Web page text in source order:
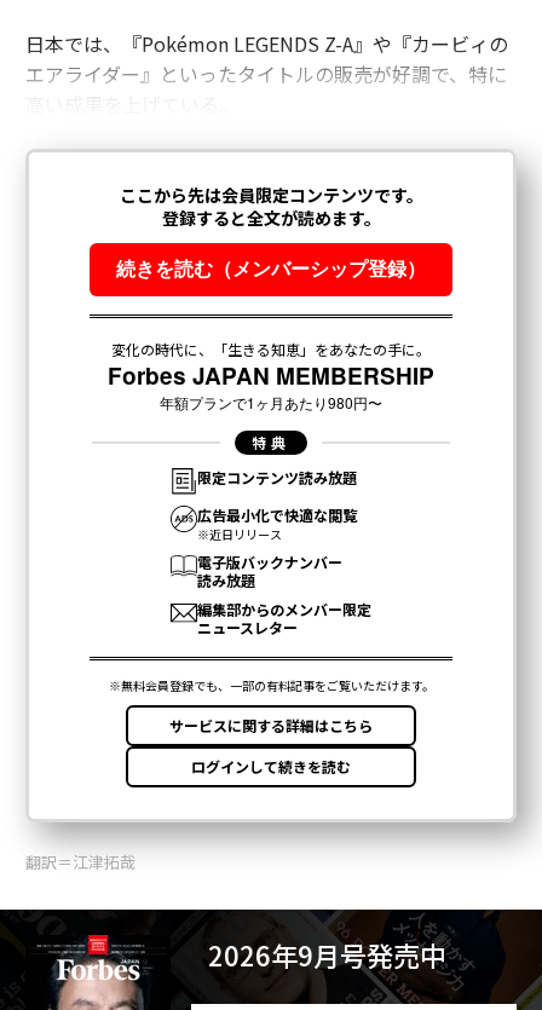
日本では、『Pokémon LEGENDS Z-A』や『カービィの
エアライダー』といったタイトルの販売が好調で、特に
翻訳＝江津拓哉
2026年9月号発売中